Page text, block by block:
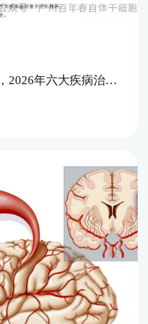
我国干细胞技术进入国际第一方阵，2026年六大疾病治疗新希望